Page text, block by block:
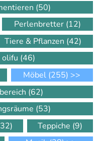
(50)
Perlenbretter (12)
Tiere & Pflanzen (42)
(46)
Möbel (255) >>
(62)
(53)
Teppiche (9)